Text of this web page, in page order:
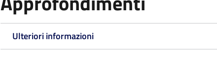
Ulteriori informazioni